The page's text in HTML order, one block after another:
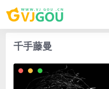
千手藤曼